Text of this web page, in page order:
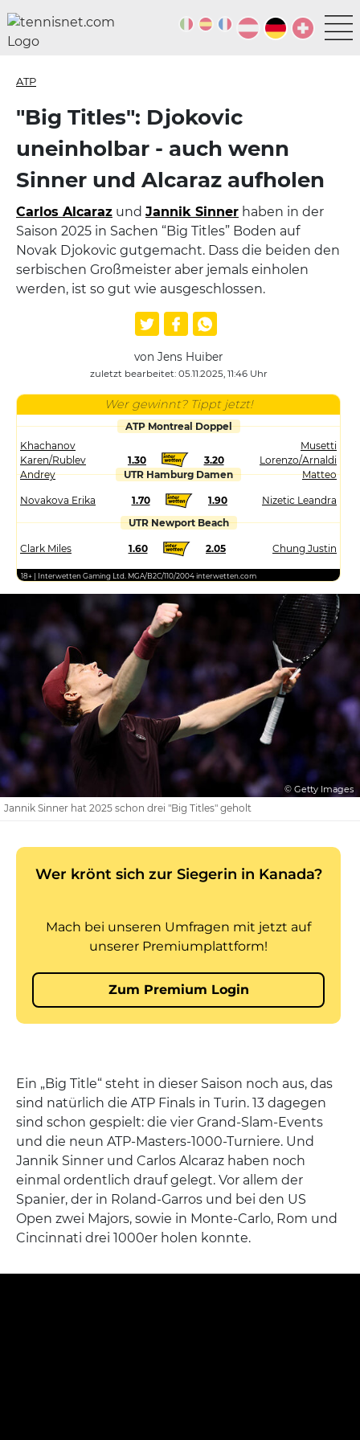
ATP
"Big Titles": Djokovic
uneinholbar - auch wenn
Sinner und Alcaraz aufholen
Carlos Alcaraz und Jannik Sinner haben in der
Saison 2025 in Sachen “Big Titles” Boden auf
Novak Djokovic gutgemacht. Dass die beiden den
serbischen Großmeister aber jemals einholen
werden, ist so gut wie ausgeschlossen.
von Jens Huiber
zuletzt bearbeitet: 05.11.2025, 11:46 Uhr
Wer gewinnt? Tippt jetzt!
ATP Montreal Doppel
Khachanov
Karen/Rublev
Andrey
1.30 3.20
Musetti
Lorenzo/Arnaldi
Matteo
UTR Hamburg Damen
Novakova Erika 1.70 1.90
Nizetic Leandra
UTR Newport Beach
Clark Miles 1.60 2.05 Chung Justin
18+ | Interwetten Gaming Ltd. MGA/B2C/110/2004 interwetten.com
© Getty Images
Jannik Sinner hat 2025 schon drei "Big Titles" geholt
Ein „Big Title“ steht in dieser Saison noch aus, das
sind natürlich die ATP Finals in Turin. 13 dagegen
sind schon gespielt: die vier Grand-Slam-Events
und die neun ATP-Masters-1000-Turniere. Und
Jannik Sinner und Carlos Alcaraz haben noch
einmal ordentlich drauf gelegt. Vor allem der
Spanier, der in Roland-Garros und bei den US
Open zwei Majors, sowie in Monte-Carlo, Rom und
Cincinnati drei 1000er holen konnte.